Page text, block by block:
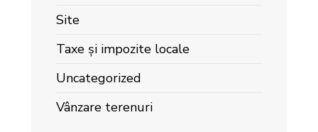
Site
Taxe și impozite locale
Uncategorized
Vânzare terenuri